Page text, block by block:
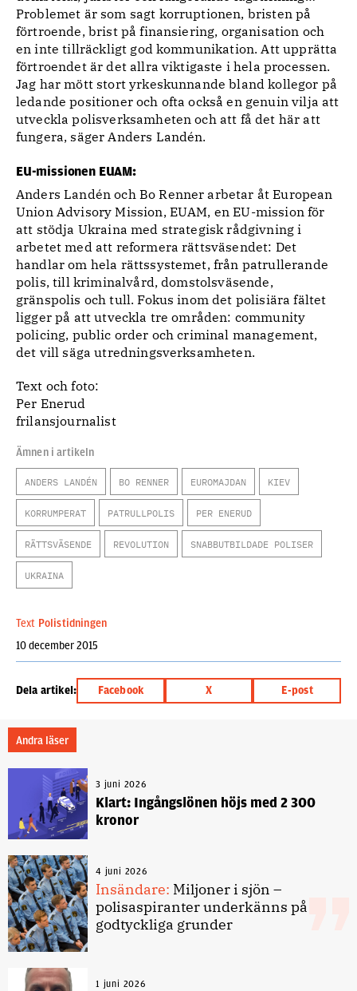
Problemet är som sagt korruptionen, bristen på
förtroende, brist på finansiering, organisation och
en inte tillräckligt god kommunikation. Att upprätta
förtroendet är det allra viktigaste i hela processen.
Jag har mött stort yrkeskunnande bland kollegor på
ledande positioner och ofta också en genuin vilja att
utveckla polisverksamheten och att få det här att
fungera, säger Anders Landén.
EU-missionen EUAM:
Anders Landén och Bo Renner arbetar åt European
Union Advisory Mission, EUAM, en EU-mission för
att stödja Ukraina med strategisk rådgivning i
arbetet med att reformera rättsväsendet: Det
handlar om hela rättssystemet, från patrullerande
polis, till kriminalvård, domstolsväsende,
gränspolis och tull. Fokus inom det polisiära fältet
ligger på att utveckla tre områden: community
policing, public order och criminal management,
det vill säga utredningsverksamheten.
Text och foto:
Per Enerud
frilansjournalist
Ämnen i artikeln
ANDERS LANDÉN BO RENNER EUROMAJDAN KIEV
KORRUMPERAT PATRULLPOLIS PER ENERUD
RÄTTSVÄSENDE REVOLUTION SNABBUTBILDADE POLISER
UKRAINA
Text Polistidningen
10 december 2015
Dela artikel: Facebook X E-post
Andra läser
3 juni 2026
Klart: Ingångslönen höjs med 2 300
kronor
4 juni 2026
Insändare: Miljoner i sjön –
polisaspiranter underkänns på
godtyckliga grunder
1 juni 2026